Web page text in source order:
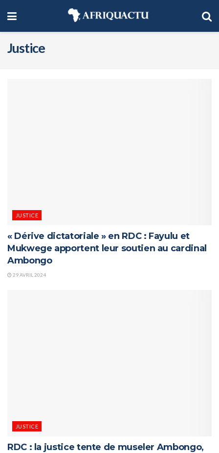
Justice
JUSTICE
« Dérive dictatoriale » en RDC : Fayulu et
Mukwege apportent leur soutien au cardinal
Ambongo
29 AVRIL 2024
JUSTICE
RDC : la justice tente de museler Ambongo,